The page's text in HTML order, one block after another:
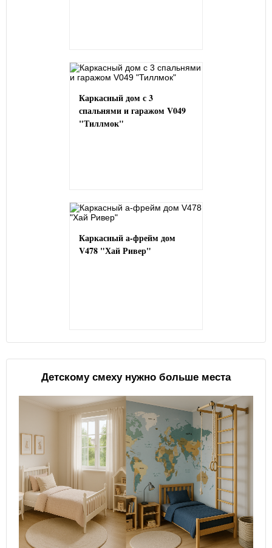
Каркасный дом с 3
спальнями и гаражом V049
"Тиллмок"
Каркасный а-фрейм дом
V478 "Хай Ривер"
Детскому смеху нужно больше места